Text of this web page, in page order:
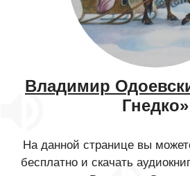
Владимир
Гнедко»
На данной странице вы
бесплатно и скачать